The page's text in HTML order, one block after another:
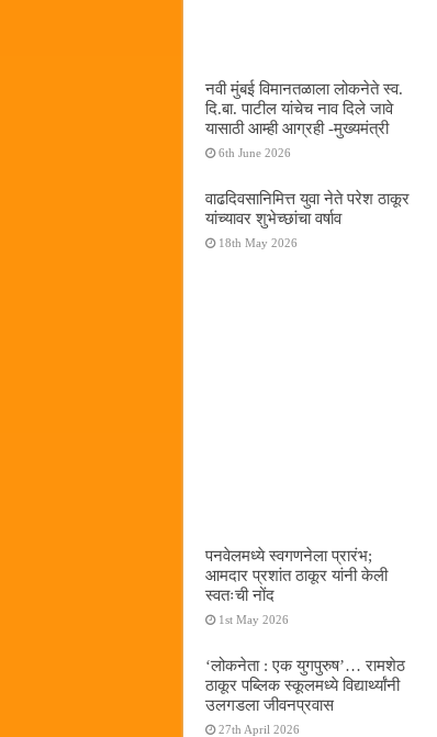
नवी मुंबई विमानतळाला लोकनेते स्व.
दि.बा. पाटील यांचेच नाव दिले जावे
यासाठी आम्ही आग्रही -मुख्यमंत्री
6th June 2026
वाढदिवसानिमित्त युवा नेते परेश ठाकूर
यांच्यावर शुभेच्छांचा वर्षाव
18th May 2026
पनवेलमध्ये स्वगणनेला प्रारंभ;
आमदार प्रशांत ठाकूर यांनी केली
स्वतःची नोंद
1st May 2026
‌‘लोकनेता : एक युगपुरुष‌’… रामशेठ
ठाकूर पब्लिक स्कूलमध्ये विद्यार्थ्यांनी
उलगडला जीवनप्रवास
27th April 2026